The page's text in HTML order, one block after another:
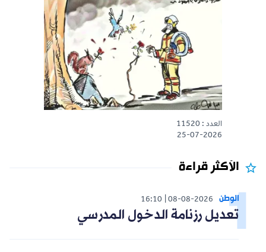
العدد : 11520
25-07-2026
الأكثر قراءة
الوطن 08-08-2026
16:10
تعديل رزنامة الدخول المدرسي